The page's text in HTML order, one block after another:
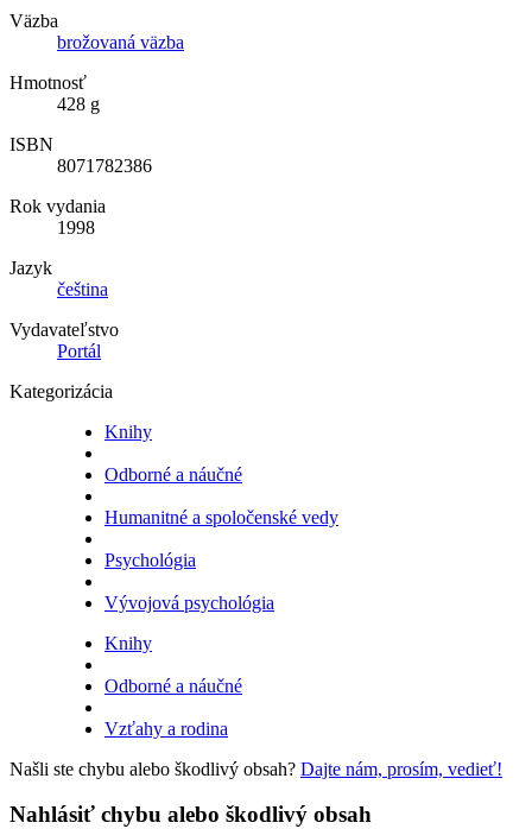
Väzba
brožovaná väzba
Hmotnosť
428 g
ISBN
8071782386
Rok vydania
1998
Jazyk
čeština
Vydavateľstvo
Portál
Kategorizácia
Knihy
Odborné a náučné
Humanitné a spoločenské vedy
Psychológia
Vývojová psychológia
Knihy
Odborné a náučné
Vzťahy a rodina
Našli ste chybu alebo škodlivý obsah? Dajte nám, prosím, vedieť!
Nahlásiť chybu alebo škodlivý obsah